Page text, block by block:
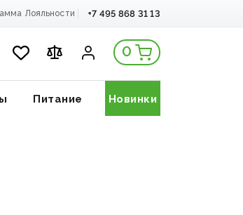
Лояльности +7 495 868 31 13
0
Питание Новинки